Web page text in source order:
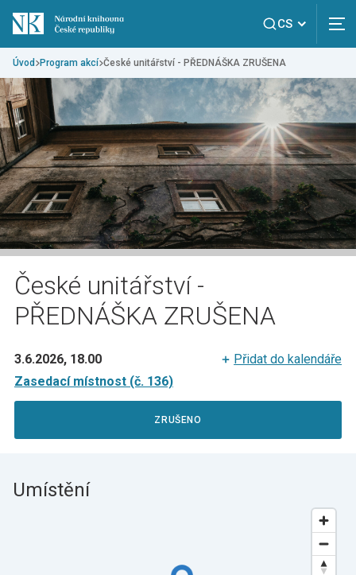
CS
Úvod Program akcí České unitářství - PŘEDNÁŠKA ZRUŠENA
České unitářství -
PŘEDNÁŠKA ZRUŠENA
3.6.2026, 18.00
Přidat do kalendáře
Zasedací místnost (č. 136)
ZRUŠENO
Umístění